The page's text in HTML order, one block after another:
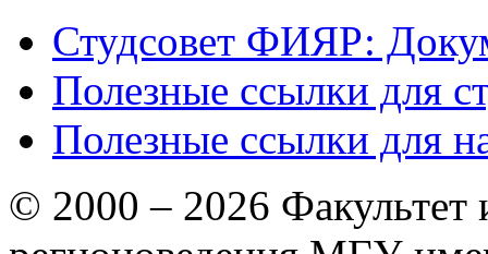
Студсовет ФИЯР:
Полезные ссылки для
Полезные ссылки для
© 2000 – 2026 Факультет